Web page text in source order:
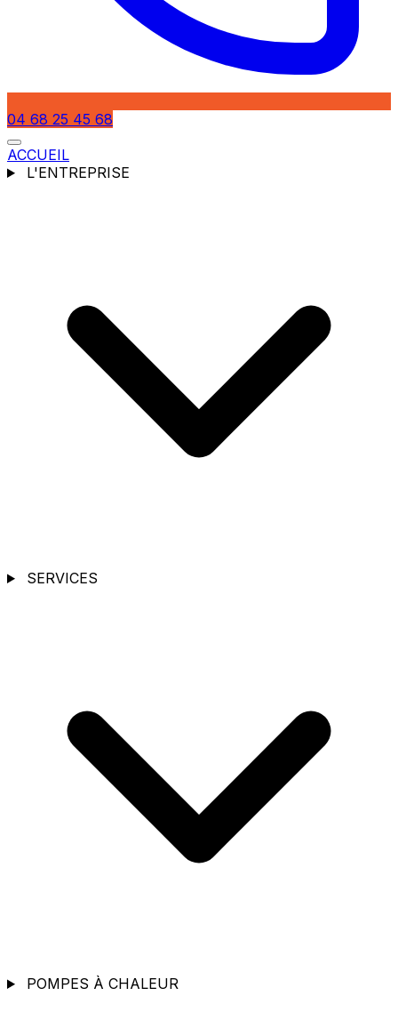
04 68 25 45 68
ACCUEIL
L'ENTREPRISE
SERVICES
POMPES À CHALEUR